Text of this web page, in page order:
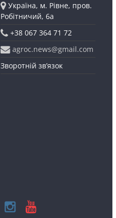
Україна, м. Рівне, пров.
Робітничий, 6а
+38 067 364 71 72
agroc.news@gmail.com
Зворотній зв’язок